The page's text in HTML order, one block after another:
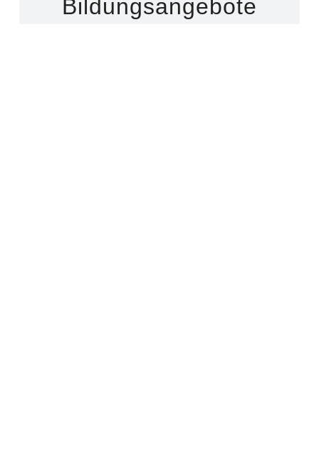
Bildungsangebote